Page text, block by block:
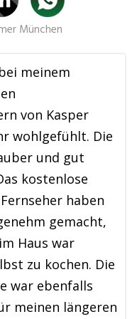
München
meinem
von Kasper
wohlgefühlt. Die
und gut
kostenlose
haben
gemacht,
Haus war
zu kochen. Die
war ebenfalls
meinen längeren